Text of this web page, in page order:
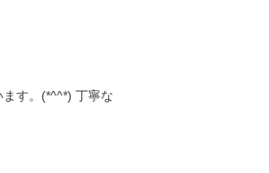
す。(*^^*) 丁寧な